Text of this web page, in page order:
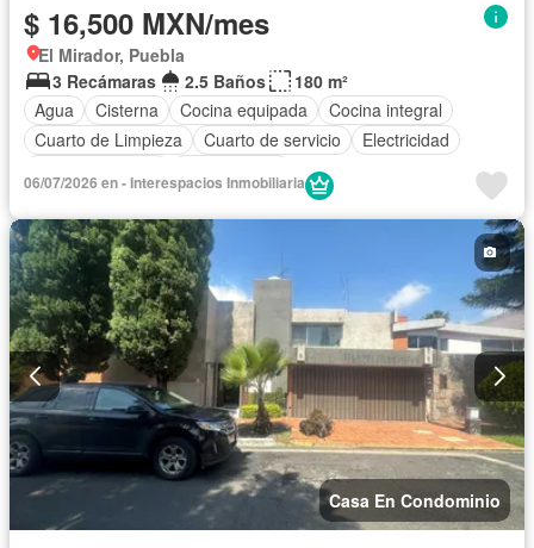
$ 16,500 MXN/mes
El Mirador, Puebla
3 Recámaras
2.5 Baños
180 m²
Agua
Cisterna Cocina equipada
Cocina integral
Cuarto de Limpieza
Cuarto de servicio
Electricidad
06/07/2026 en - Interespacios Inmobiliaria
Casa En Condominio